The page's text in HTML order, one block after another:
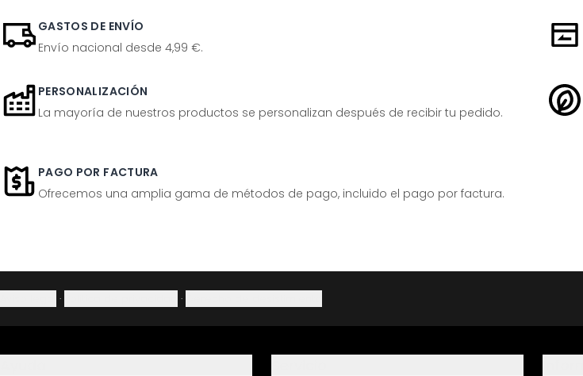
GASTOS DE ENVÍO
Envío nacional desde 4,99 €.
PERSONALIZACIÓN
La mayoría de nuestros productos se personalizan después de recibir tu pedido.
PAGO POR FACTURA
Ofrecemos una amplia gama de métodos de pago, incluido el pago por factura.
· ·